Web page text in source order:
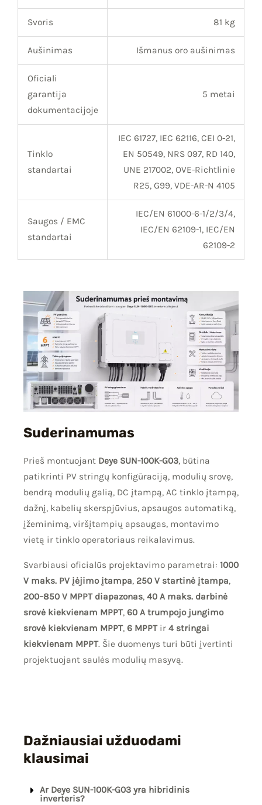
Svoris 81 kg
Aušinimas Išmanus oro aušinimas
Oficiali
garantija
dokumentacijoje
5 metai
Tinklo
standartai
IEC 61727, IEC 62116, CEI 0-21,
EN 50549, NRS 097, RD 140,
UNE 217002, OVE-Richtlinie
R25, G99, VDE-AR-N 4105
Saugos / EMC
standartai
IEC/EN 61000-6-1/2/3/4,
IEC/EN 62109-1, IEC/EN
62109-2
Suderinamumas
Prieš montuojant Deye SUN-100K-G03, būtina
patikrinti PV stringų konfigūraciją, modulių srovę,
bendrą modulių galią, DC įtampą, AC tinklo įtampą,
dažnį, kabelių skerspjūvius, apsaugos automatiką,
įžeminimą, viršįtampių apsaugas, montavimo
vietą ir tinklo operatoriaus reikalavimus.
Svarbiausi oficialūs projektavimo parametrai: 1000
V maks. PV įėjimo įtampa, 250 V startinė įtampa,
200–850 V MPPT diapazonas, 40 A maks. darbinė
srovė kiekvienam MPPT, 60 A trumpojo jungimo
srovė kiekvienam MPPT, 6 MPPTir 4 stringai
kiekvienam MPPT. Šie duomenys turi būti įvertinti
projektuojant saulės modulių masyvą.
Dažniausiai užduodami
klausimai
Ar Deye SUN-100K-G03 yra hibridinis
inverteris?